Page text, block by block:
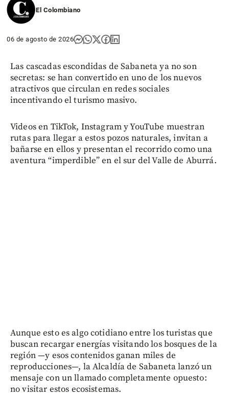
El Colombiano
06 de agosto de 2026
Las cascadas escondidas de Sabaneta ya no son
secretas: se han convertido en uno de los nuevos
atractivos que circulan en redes sociales
incentivando el turismo masivo.
Videos en TikTok, Instagram y YouTube muestran
rutas para llegar a estos pozos naturales, invitan a
bañarse en ellos y presentan el recorrido como una
aventura “imperdible” en el sur del Valle de Aburrá.
Aunque esto es algo cotidiano entre los turistas que
buscan recargar energías visitando los bosques de la
región —y esos contenidos ganan miles de
reproducciones—, la Alcaldía de Sabaneta lanzó un
mensaje con un llamado completamente opuesto:
no visitar estos ecosistemas.